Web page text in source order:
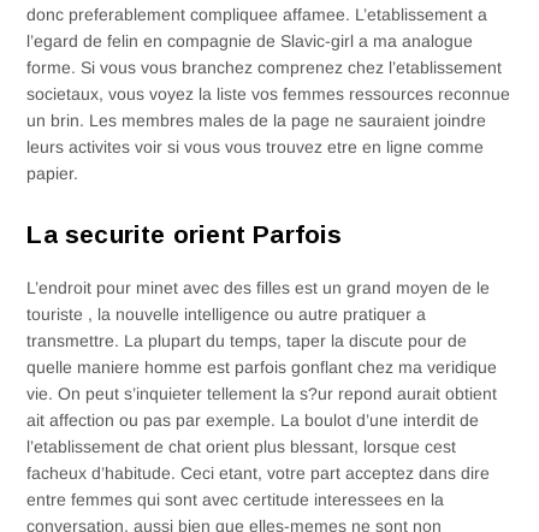
donc preferablement compliquee affamee. L’etablissement a
l’egard de felin en compagnie de Slavic-girl a ma analogue
forme. Si vous vous branchez comprenez chez l’etablissement
societaux, vous voyez la liste vos femmes ressources reconnue
un brin. Les membres males de la page ne sauraient joindre
leurs activites voir si vous vous trouvez etre en ligne comme
papier.
La securite orient Parfois
L’endroit pour minet avec des filles est un grand moyen de le
touriste , la nouvelle intelligence ou autre pratiquer a
transmettre. La plupart du temps, taper la discute pour de
quelle maniere homme est parfois gonflant chez ma veridique
vie. On peut s’inquieter tellement la s?ur repond aurait obtient
ait affection ou pas par exemple. La boulot d’une interdit de
l’etablissement de chat orient plus blessant, lorsque cest
facheux d’habitude. Ceci etant, votre part acceptez dans dire
entre femmes qui sont avec certitude interessees en la
conversation, aussi bien que elles-memes ne sont non